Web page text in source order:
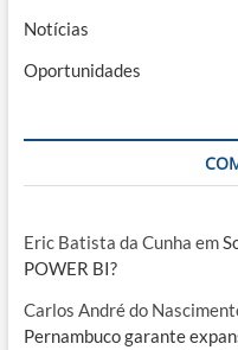
Notícias
Oportunidades
Eric Batista da Cunha em
POWER BI?
Carlos André do
Pernambuco garante